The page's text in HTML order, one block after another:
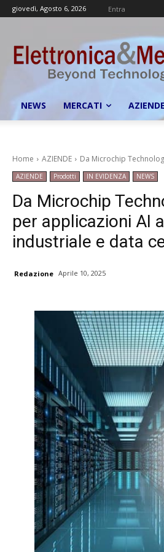
giovedì, Agosto 6, 2026 Entra
NEWS MERCATI AZIENDE
Home AZIENDE Da Microchip
AZIENDE Prodotti IN EVIDENZA NEWS
Da Microchip
per applicazioni AI
industriale e data
Redazione Aprile 10, 2025